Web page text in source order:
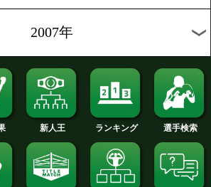
2017年
2016年
2015年